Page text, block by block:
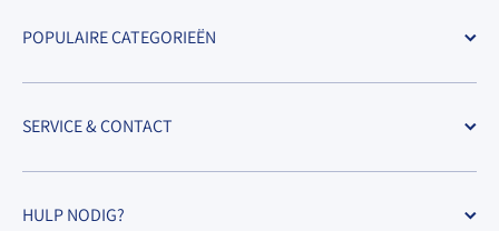
POPULAIRE CATEGORIEËN
SERVICE & CONTACT
HULP NODIG?